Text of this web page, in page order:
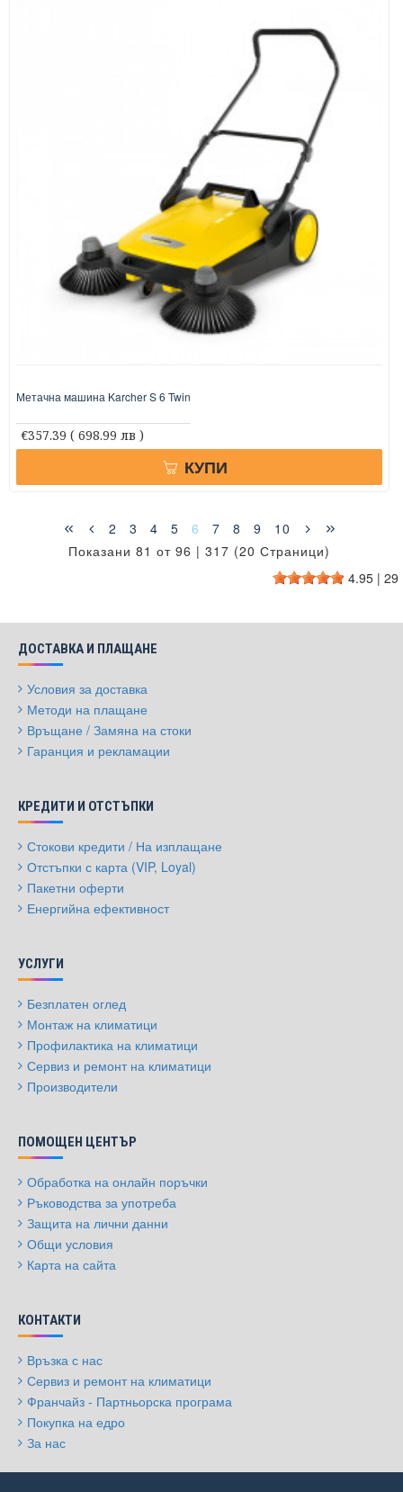
Метачна машина Karcher S 6 Twin
€357.39 ( 698.99 лв )
КУПИ
2 3 4 5 6 7 8 9
10
Показани 81 от 96 | 317 (20 Страници)
4.95 | 29
ДОСТАВКА И ПЛАЩАНЕ
Условия за доставка
Методи на плащане
Връщане / Замяна на стоки
Гаранция и рекламации
КРЕДИТИ И ОТСТЪПКИ
Стокови кредити / На изплащане
Отстъпки с карта (VIP, Loyal)
Пакетни оферти
Енергийна ефективност
УСЛУГИ
Безплатен оглед
Монтаж на климатици
Профилактика на климатици
Сервиз и ремонт на климатици
Производители
ПОМОЩЕН ЦЕНТЪР
Обработка на онлайн поръчки
Ръководства за употреба
Защита на лични данни
Общи условия
Карта на сайта
КОНТАКТИ
Връзка с нас
Сервиз и ремонт на климатици
Франчайз - Партньорска програма
Покупка на едро
За нас